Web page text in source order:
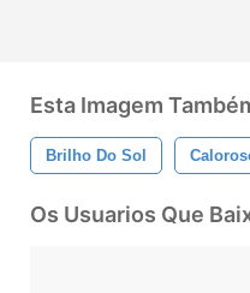
Esta Imagem
Brilho Do Sol
Os Usuarios Que